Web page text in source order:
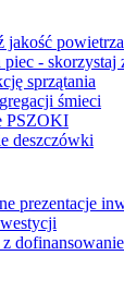
jakość powietrza
- skorzystaj
sprzątania
śmieci
PSZOKI
deszczówki
prezentacje
z